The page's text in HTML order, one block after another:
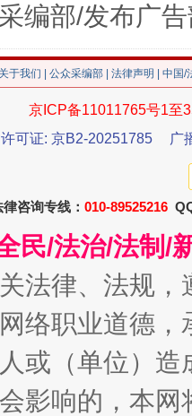
谢
今
编部/发布广
关于我们 公众采编部 法律声明 | 中国
京ICP备11011765号1至
许可证: 京B2-20251785
广
咨询专线： 010-89525216
民/法治/法制/
法律、法规
络职业道德
或（单位）
影响的，本